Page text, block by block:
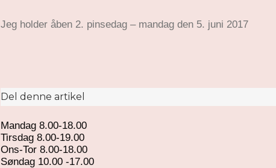
Jeg holder åben 2. pinsedag – mandag den 5. juni 2017
Del denne artikel
Mandag 8.00-18.00
Tirsdag 8.00-19.00
Ons-Tor 8.00-18.00
Søndag 10.00 -17.00